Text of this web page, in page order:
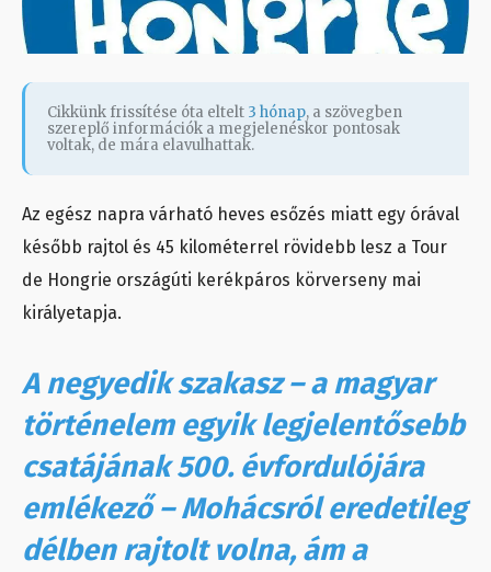
Cikkünk frissítése óta eltelt 3 hónap, a szövegben
szereplő információk a megjelenéskor pontosak
voltak, de mára elavulhattak.
Az egész napra várható heves esőzés miatt egy órával
később rajtol és 45 kilométerrel rövidebb lesz a Tour
de Hongrie országúti kerékpáros körverseny mai
királyetapja.
A negyedik szakasz – a magyar
történelem egyik legjelentősebb
csatájának 500. évfordulójára
emlékező – Mohácsról eredetileg
délben rajtolt volna, ám a